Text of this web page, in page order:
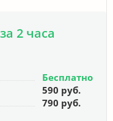
2 часа
Бесплатно
590 руб.
790 руб.